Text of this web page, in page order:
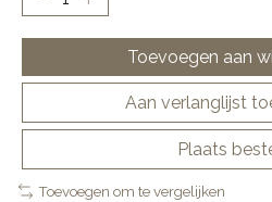
Toevoegen aan
Aan verlanglijst
Plaats
Toevoegen om te vergelijken